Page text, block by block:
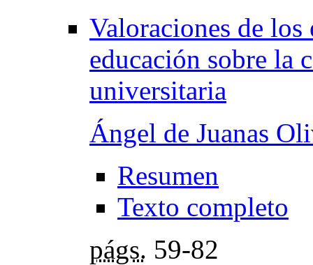
Valoraciones de los
educación sobre la
universitaria
Ángel de Juanas
Resumen
Texto completo
págs. 59-82